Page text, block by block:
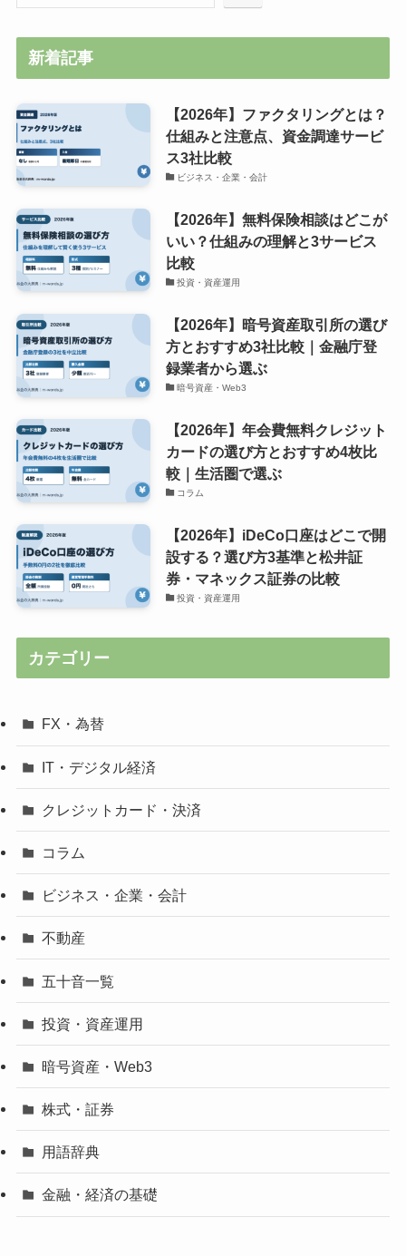
新着記事
【2026年】ファクタリングとは？
仕組みと注意点、資金調達サービ
ス3社比較
ビジネス・企業・会計
【2026年】無料保険相談はどこが
いい？仕組みの理解と3サービス
比較
投資・資産運用
【2026年】暗号資産取引所の選び
方とおすすめ3社比較｜金融庁登
録業者から選ぶ
暗号資産・Web3
【2026年】年会費無料クレジット
カードの選び方とおすすめ4枚比
較｜生活圏で選ぶ
コラム
【2026年】iDeCo口座はどこで開
設する？選び方3基準と松井証
券・マネックス証券の比較
投資・資産運用
カテゴリー
FX・為替
IT・デジタル経済
クレジットカード・決済
コラム
ビジネス・企業・会計
不動産
五十音一覧
投資・資産運用
暗号資産・Web3
株式・証券
用語辞典
金融・経済の基礎